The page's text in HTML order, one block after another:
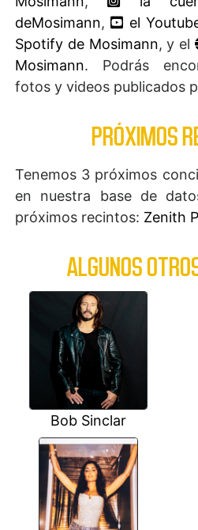
deMosimann, el
Spotify de Mosimann, y el
Mosimann. Podrás
fotos y videos publicados
PRÓXIMOS
Tenemos 3 próximos
en nuestra base de
próximos recintos: Zenith
ALGUNOS
Bob Sinclar